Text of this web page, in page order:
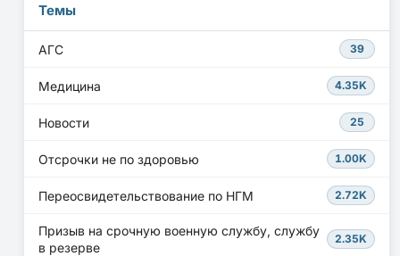
Темы
АГС 39
Медицина 4.35K
Новости 25
Отсрочки не по здоровью 1.00K
Переосвидетельствование по НГМ 2.72K
Призыв на срочную военную службу, службу
в резерве
2.35K